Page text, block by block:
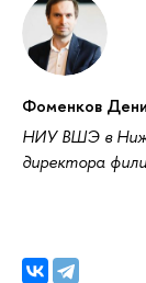
Фоменков
НИУ ВШЭ в
директора